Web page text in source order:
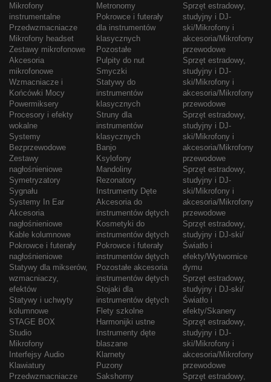
Mikrofony
instrumentalne
Przedwzmacniacze
Mikrofony headset
Zestawy mikrofonowe
Akcesoria
mikrofonowe
Wzmacniacze i
Końcówki Mocy
Powermiksery
Procesory i efekty
wokalne
Systemy
Bezprzewodowe
Zestawy
nagłośnieniowe
Symetryzatory
Sygnału
Systemy In Ear
Akcesoria
nagłośnieniowe
Kable kolumnowe
Pokrowce i futerały
nagłośnieniowe
Statywy dla mikserów,
wzmacniaczy,
efektów
Statywy i uchwyty
kolumnowe
STAGE BOX
Studio
Mikrofony
Interfejsy Audio
Klawiatury
Przedwzmacniacze
Metronomy
Pokrowce i futerały
dla instrumentów
klasycznych
Pozostałe
Pulpity do nut
Smyczki
Statywy do
instrumentów
klasycznych
Struny dla
instrumentów
klasycznych
Banjo
Ksylofony
Mandoliny
Rezonatory
Instrumenty Dęte
Akcesoria do
instrumentów dętych
Kosmetyki do
instrumentów dętych
Pokrowce i futerały
instrumentów dętych
Pozostałe akcesoria
instrumentów dętych
Stojaki dla
instrumentów dętych
Flety szkolne
Harmonijki ustne
Instrumenty dęte
blaszane
Klarnety
Puzony
Sakshorny
Sprzęt estradowy,
studyjny i DJ-
ski/Mikrofony i
akcesoria/Mikrofony
przewodowe
Sprzęt estradowy,
studyjny i DJ-
ski/Mikrofony i
akcesoria/Mikrofony
przewodowe
Sprzęt estradowy,
studyjny i DJ-
ski/Mikrofony i
akcesoria/Mikrofony
przewodowe
Sprzęt estradowy,
studyjny i DJ-
ski/Mikrofony i
akcesoria/Mikrofony
przewodowe
Sprzęt estradowy,
studyjny i DJ-ski/
Światło i
efekty/Wytwornice
dymu
Sprzęt estradowy,
studyjny i DJ-ski/
Światło i
efekty/Skanery
Sprzęt estradowy,
studyjny i DJ-
ski/Mikrofony i
akcesoria/Mikrofony
przewodowe
Sprzęt estradowy,